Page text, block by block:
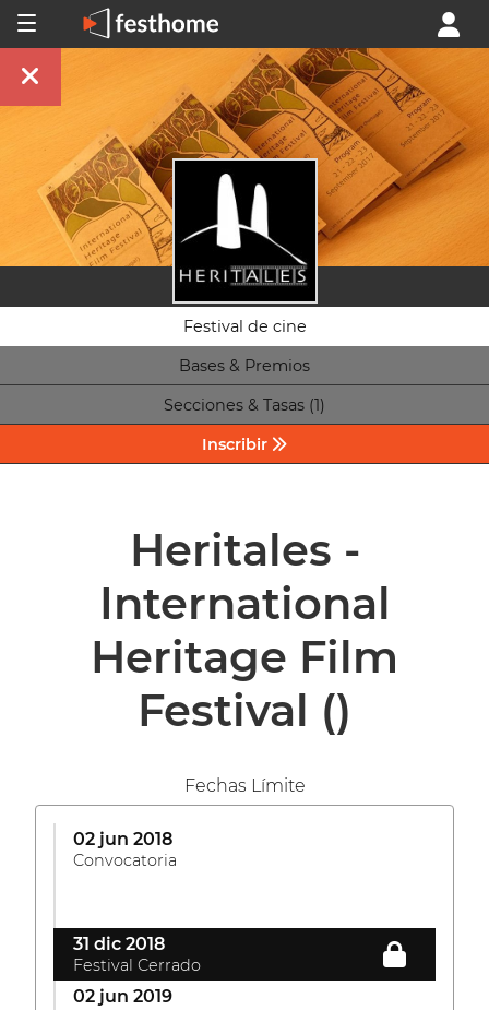
Festival de cine
Bases & Premios
Secciones & Tasas (1)
Inscribir
Heritales -
International
Heritage Film
Festival ()
Fechas Límite
02 jun 2018
Convocatoria
31 dic 2018
Festival Cerrado
02 jun 2019